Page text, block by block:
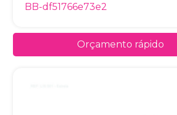
BB-df51766e73e2
Orçamento rápido